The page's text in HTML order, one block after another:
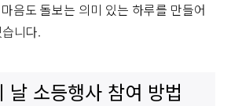
음도 돌보는 의미 있는 하루를 만들어
니다.
날 소등행사 참여 방법